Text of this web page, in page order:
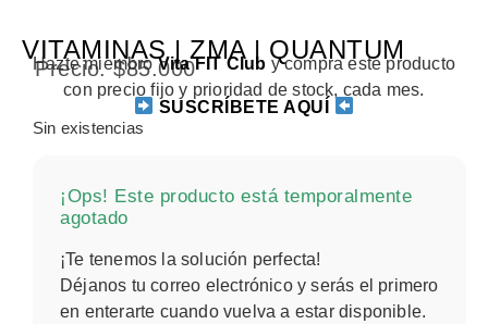
VITAMINAS | ZMA | QUANTUM
Precio.$85.000
Hazte miembroVita FIT Club y compra este producto
con precio fijo y prioridad de stock, cada mes.
SUSCRÍBETE AQUÍ
Sin existencias
¡Ops! Este producto está temporalmente
agotado
¡Te tenemos la solución perfecta!
Déjanos tu correo electrónico y serás el primero
en enterarte cuando vuelva a estar disponible.